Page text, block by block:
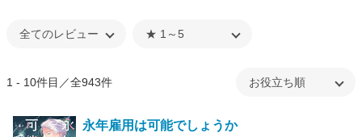
1 - 10件目／全943件
永年雇用は可能でしょうか